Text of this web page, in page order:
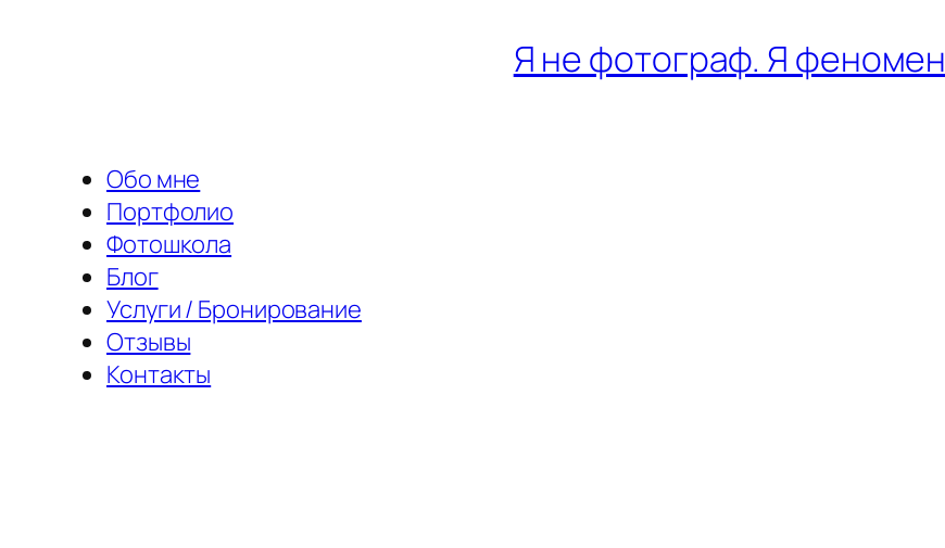
Я не фотограф. Я феномен
Обо мне
Портфолио
Фотошкола
Блог
Услуги / Бронирование
Отзывы
Контакты